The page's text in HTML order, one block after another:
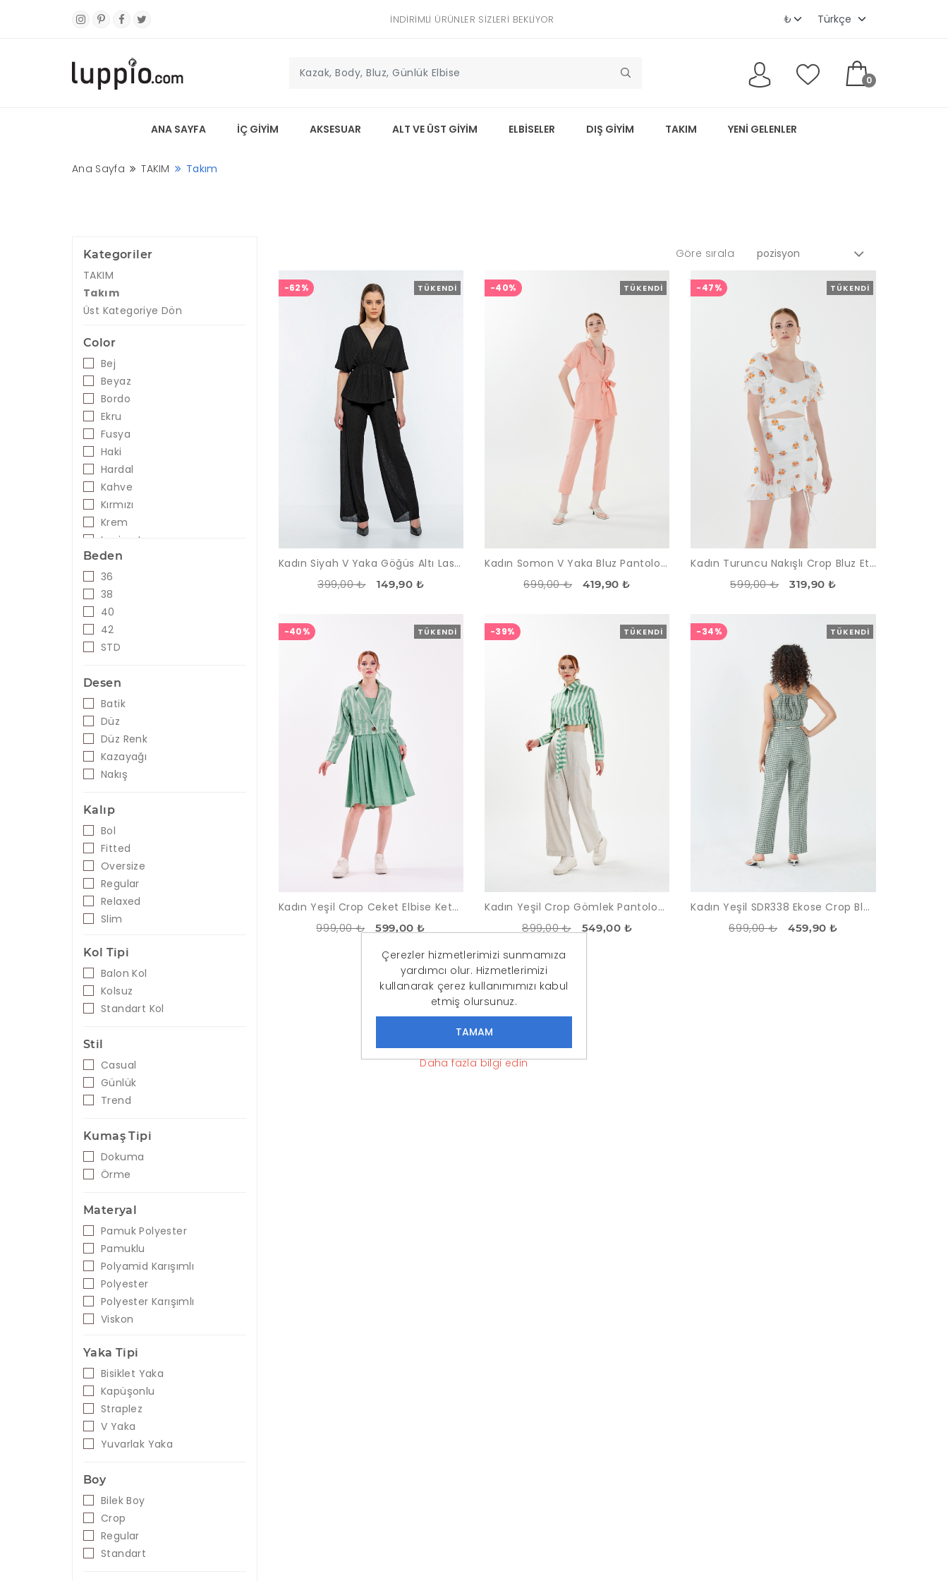
İNDIRIMLI ÜRÜNLER SIZLERI BEKLIYOR
0
ANA SAYFA İÇ GİYİM AKSESUAR ALT VE ÜST GİYİM ELBİSELER DIŞ GİYİM TAKIM YENI GELENLER
Ana Sayfa TAKIM Takım
Kategoriler
TAKIM
Takım
Üst Kategoriye Dön
Color
Bej
Beyaz
Bordo
Ekru
Fusya
Haki
Hardal
Kahve
Kırmızı
Krem
Lacivert
Leopar
Lila
Mavi
Mint
Mor
Oranj
Saks - Gold
Siyah - Beyaz
Somon
Turuncu
Yeşil
Siyah
Beden
36
38
40
42
STD
Desen
Batik
Düz
Düz Renk
Kazayağı
Nakış
Kalıp
Bol
Fitted
Oversize
Regular
Relaxed
Slim
Kol Tipi
Balon Kol
Kolsuz
Standart Kol
Stil
Casual
Günlük
Trend
Kumaş Tipi
Dokuma
Örme
Materyal
Pamuk Polyester
Pamuklu
Polyamid Karışımlı
Polyester
Polyester Karışımlı
Viskon
Yaka Tipi
Bisiklet Yaka
Kapüşonlu
Straplez
V Yaka
Yuvarlak Yaka
Boy
Bilek Boy
Crop
Regular
Standart
Göre sırala
TÜKENDI
-62%
Kadın Siyah V Yaka Göğüs Altı Lastikli Takım
399,00 ₺ 149,90 ₺
TÜKENDI
-40%
Kadın Somon V Yaka Bluz Pantolon Aerobin Takım
699,00 ₺ 419,90 ₺
TÜKENDI
-47%
Kadın Turuncu Nakışlı Crop Bluz Etek Takım
599,00 ₺ 319,90 ₺
TÜKENDI
-40%
Kadın Yeşil Crop Ceket Elbise Keten Takım
999,00 ₺ 599,00 ₺
TÜKENDI
-39%
Kadın Yeşil Crop Gömlek Pantolon Takım
899,00 ₺ 549,00 ₺
TÜKENDI
-34%
Kadın Yeşil SDR338 Ekose Crop Bluz Pantolon Takım
699,00 ₺ 459,90 ₺
Çerezler hizmetlerimizi sunmamıza
yardımcı olur. Hizmetlerimizi
kullanarak çerez kullanımımızı kabul
etmiş olursunuz.
Daha fazla bilgi edin